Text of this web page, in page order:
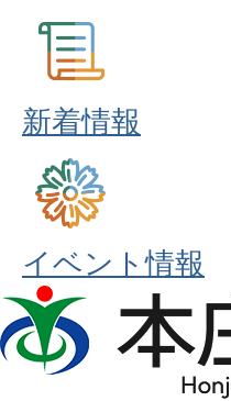
新着情報
イベント情報
本
庄